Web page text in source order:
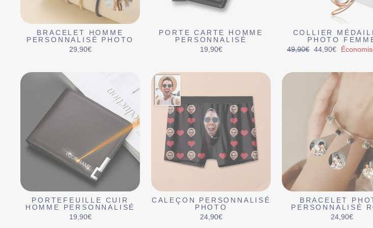
BRACELET HOMME
PERSONNALISÉ PHOTO
29,90€
PORTE CARTE HOMME
PERSONNALISÉ
19,90€
COLLIER
PHOTO
Prix
49,90€ Prix
44,90€
PORTEFEUILLE CUIR
HOMME PERSONNALISÉ
19,90€
CALEÇON PERSONNALISÉ
PHOTO
24,90€
BRACELET
PERSONNALISÉ
24,90€